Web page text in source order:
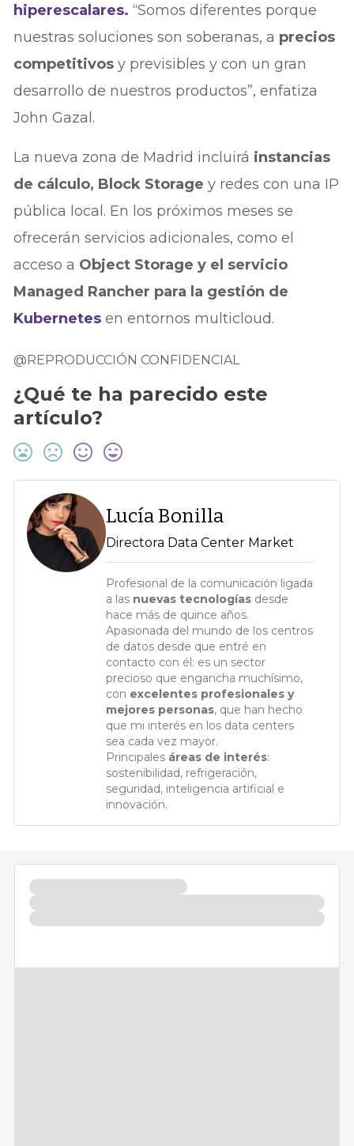
hiperescalares. “Somos diferentes porque
nuestras soluciones son soberanas, a precios
competitivosy previsibles y con un gran
desarrollo de nuestros productos”, enfatiza
John Gazal.
La nueva zona de Madrid incluirá instancias
de cálculo, Block Storagey redes con una IP
pública local. En los próximos meses se
ofrecerán servicios adicionales, como el
acceso a Object Storage y el servicio
Managed Rancher para la gestión de
Kubernetes en entornos multicloud.
@REPRODUCCIÓN CONFIDENCIAL
¿Qué te ha parecido este
artículo?
Lucía Bonilla
Directora Data Center Market
Profesional de la comunicación ligada
a las nuevas tecnologías desde
hace más de quince años.
Apasionada del mundo de los centros
de datos desde que entré en
contacto con él: es un sector
precioso que engancha muchísimo,
con excelentes profesionales y
mejores personas, que han hecho
que mi interés en los data centers
sea cada vez mayor.
Principales áreas de interés:
sostenibilidad, refrigeración,
seguridad, inteligencia artificial e
innovación.